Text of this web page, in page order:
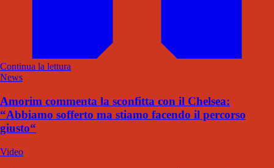
Continua la lettura
News
Amorim commenta la sconfitta con il Chelsea:
“Abbiamo sofferto ma stiamo facendo il percorso
giusto“
Video